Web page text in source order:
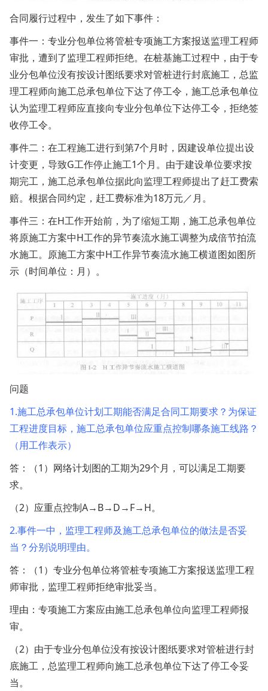
合同履行过程中，发生了如下事件：
事件一：专业分包单位将管桩专项施工方案报送监理工程师
审批，遭到了监理工程师拒绝。在桩基施工过程中，由于专
业分包单位没有按设计图纸要求对管桩进行封底施工，总监
理工程师向施工总承包单位下达了停工令，施工总承包单位
认为监理工程师应直接向专业分包单位下达停工令，拒绝签
收停工令。
事件二：在工程施工进行到第7个月时，因建设单位提出设
计变更，导致G工作停止施工1个月。由于建设单位要求按
期完工，施工总承包单位据此向监理工程师提出了赶工费索
赔。根据合同约定，赶工费标准为18万元／月。
事件三：在H工作开始前，为了缩短工期，施工总承包单位
将原施工方案中H工作的异节奏流水施工调整为成倍节拍流
水施工。原施工方案中H工作异节奏流水施工横道图如图所
示（时间单位：月）。
问题
1.施工总承包单位计划工期能否满足合同工期要求？为保证
工程进度目标，施工总承包单位应重点控制哪条施工线路？
（用工作表示）
答：
（1）网络计划图的工期为29个月，可以满足工期要
求。
（2）应重点控制A→B→D→F→H。
2.事件一中，监理工程师及施工总承包单位的做法是否妥
当？分别说明理由。
答：
（1）专业分包单位将管桩专项施工方案报送监理工程
师审批，监理工程师拒绝审批妥当。
理由：专项施工方案应由施工总承包单位向监理工程师报
审。
（2）由于专业分包单位没有按设计图纸要求对管桩进行封
底施工，总监理工程师向施工总承包单位下达了停工令妥
当。